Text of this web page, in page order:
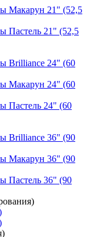
Макарун 21" (52,5
Пастель 21" (52,5
Brilliance 24" (60
Макарун 24" (60
Пастель 24" (60
Brilliance 36" (90
Макарун 36" (90
Пастель 36" (90